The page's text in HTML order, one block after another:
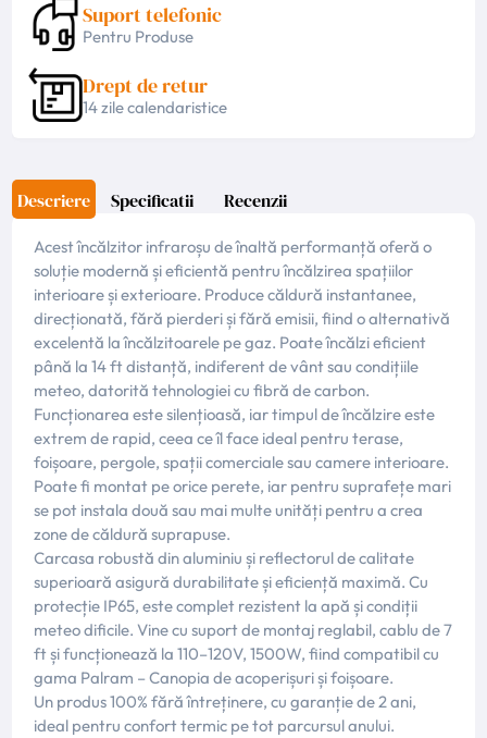
Suport telefonic
Pentru Produse
Drept de retur
14 zile calendaristice
Descriere Specificatii Recenzii
Acest încălzitor infraroșu de înaltă performanță oferă o
soluție modernă și eficientă pentru încălzirea spațiilor
interioare și exterioare. Produce căldură instantanee,
direcționată, fără pierderi și fără emisii, fiind o alternativă
excelentă la încălzitoarele pe gaz. Poate încălzi eficient
până la 14 ft distanță, indiferent de vânt sau condițiile
meteo, datorită tehnologiei cu fibră de carbon.
Funcționarea este silențioasă, iar timpul de încălzire este
extrem de rapid, ceea ce îl face ideal pentru terase,
foișoare, pergole, spații comerciale sau camere interioare.
Poate fi montat pe orice perete, iar pentru suprafețe mari
se pot instala două sau mai multe unități pentru a crea
zone de căldură suprapuse.
Carcasa robustă din aluminiu și reflectorul de calitate
superioară asigură durabilitate și eficiență maximă. Cu
protecție IP65, este complet rezistent la apă și condiții
meteo dificile. Vine cu suport de montaj reglabil, cablu de 7
ft și funcționează la 110–120V, 1500W, fiind compatibil cu
gama Palram – Canopia de acoperișuri și foișoare.
Un produs 100% fără întreținere, cu garanție de 2 ani,
ideal pentru confort termic pe tot parcursul anului.